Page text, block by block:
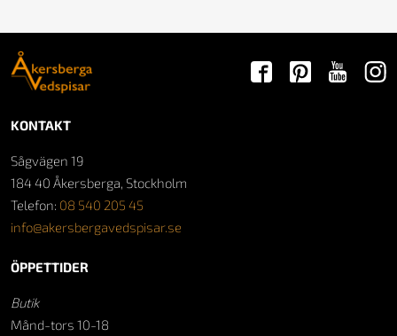
KONTAKT
Sågvägen 19
184 40 Åkersberga, Stockholm
Telefon: 08 540 205 45
info@akersbergavedspisar.se
ÖPPETTIDER
Butik
Månd-tors 10-18